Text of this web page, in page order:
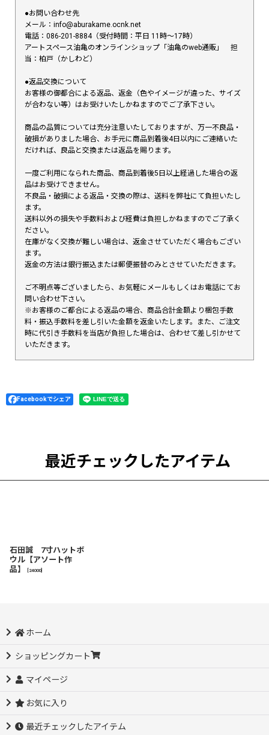
●お問い合わせ先
メール：info@aburakame.ocnk.net
電話：086-201-8884（受付時間：平日 11時〜17時）
アートスペース油亀のオンラインショップ「油亀のweb通販」 担
当：柏戸（かしわど）
●返品交換について
お客様の御都合による返品、返金（色やイメージが違った、サイズ
が合わない等）はお受けいたしかねますのでご了承下さい。
商品の品質については充分注意いたしておりますが、万一不良品・
破損がありました場合、お手元に商品到着後4日以内にご連絡いた
だければ、良品と交換または返品を賜ります。
一度ご利用になられた商品、商品到着後5日以上経過した場合の返
品はお受けできません。
不良品・破損による返品・交換の際は、送料を弊社にて負担いたし
ます。
送料以外の損失や手数料および経費は負担しかねますのでご了承く
ださい。
在庫がなく交換が難しい場合は、返金させていただく場合もござい
ます。
返金の方法は銀行振込または郵便振替のみとさせていただきます。
ご不明点等ございましたら、お気軽にメールもしくはお電話にてお
問い合わせ下さい。
※お客様のご都合による返品の場合、商品合計金額より梱包手数
料・振込手数料を差し引いた金額を返金いたします。また、ご注文
時に代引き手数料を当店が負担した場合は、合わせて差し引かせて
いただきます。
Facebookでシェア
最近チェックしたアイテム
石田誠 7寸ハットボ
ウル【アソート作
品】
24000]
ホーム
ショッピングカート
マイページ
お気に入り
最近チェックしたアイテム